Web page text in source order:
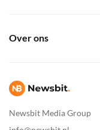
Newsbit Media Group
Over ons